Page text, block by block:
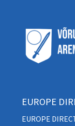
EUROPE
EUROPE